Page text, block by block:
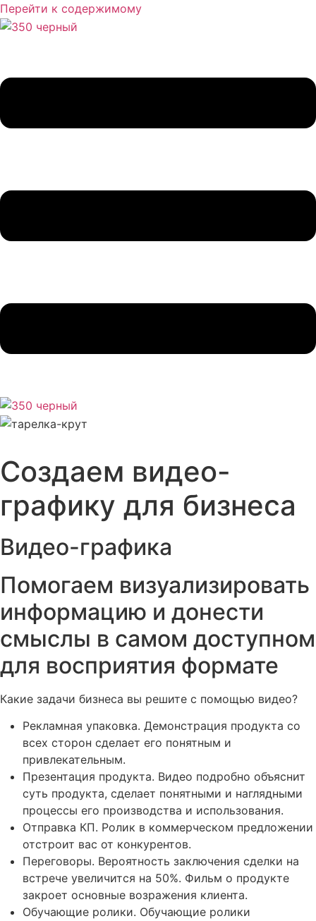
Перейти к содержимому
Создаем видео-
графику для бизнеса
Видео-графика
Помогаем визуализировать
информацию и донести
смыслы в самом доступном
для восприятия формате
Какие задачи бизнеса вы решите с помощью видео?
Рекламная упаковка. Демонстрация продукта со
всех сторон сделает его понятным и
привлекательным.
Презентация продукта. Видео подробно объяснит
суть продукта, сделает понятными и наглядными
процессы его производства и использования.
Отправка КП. Ролик в коммерческом предложении
отстроит вас от конкурентов.
Переговоры. Вероятность заключения сделки на
встрече увеличится на 50%. Фильм о продукте
закроет основные возражения клиента.
Обучающие ролики. Обучающие ролики